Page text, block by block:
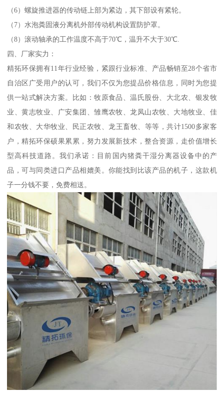
（6）螺旋推进器的传动链上部为紧边，其下部设有紧轮。
（7）水泡粪固液分离机外部传动机构设置防护罩。
（8）滚动轴承的工作温度不高于70℃，温升不大于30℃.
四、厂家实力：
精拓环保拥有11年行业经验，紧跟行业标准、产品畅销至28个省市
自治区广受用户的认可，我们不仅为您提品价格信息，同时为您提
供一站式解决方案。比如：牧原食品、温氏股份、大北农、银发牧
业、黄志牧业、广安集团、雏鹰农牧、龙凤山农牧、大地牧业、佳
和农牧、大华牧业、民正农牧、龙王畜牧、等等，共计1500多家客
户，精拓环保硕果累累，努力发展新技术，整合资源，走价值增长
型高科技道路。我们承诺：目前国内猪粪干湿分离器设备中的产
品，可与同类进口产品相媲美。你能找到比该产品的机子，这款机
子一分钱不要，免费相送。